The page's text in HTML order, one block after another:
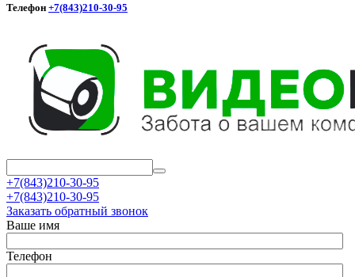
Телефон +7(843)210-30-95
+7(843)210-30-95
+7(843)210-30-95
Заказать обратный звонок
Ваше имя
Телефон